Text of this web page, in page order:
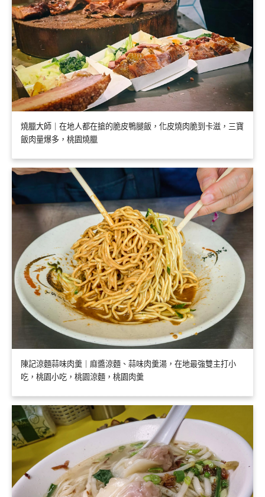
燒臘大師｜在地人都在搶的脆皮鴨腿飯，化皮燒肉脆到卡滋，三寶
飯肉量爆多，桃園燒臘
陳記涼麵蒜味肉羹｜麻醬涼麵、蒜味肉羹湯，在地最強雙主打小
吃，桃園小吃，桃園涼麵，桃園肉羹